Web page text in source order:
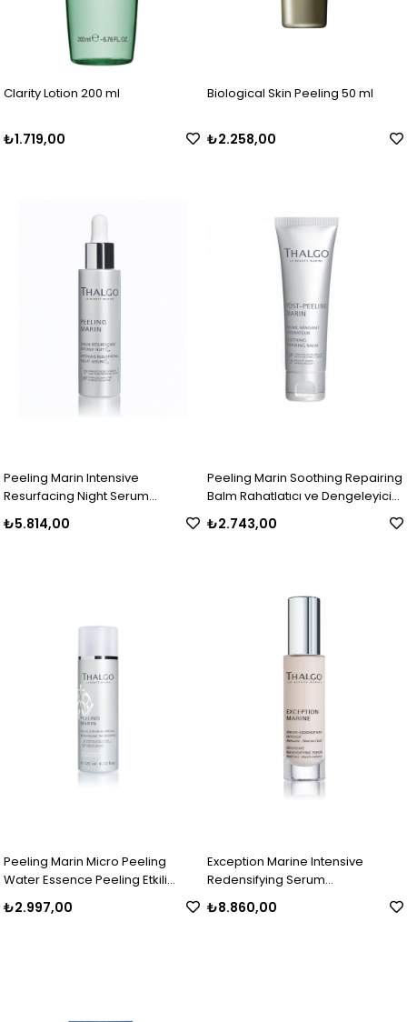
Clarity Lotion 200 ml
₺1.719,00
Biological Skin Peeling 50 ml
₺2.258,00
Peeling Marin Intensive
Resurfacing Night Serum
Gece Serumu 10 ml
₺5.814,00
Peeling Marin Soothing Repairing
Balm Rahatlatıcı ve Dengeleyici
₺2.743,00
Peeling Marin Micro Peeling
Water Essence Peeling Etkili
Tonik 125 ml
₺2.997,00
Exception Marine Intensive
Redensifying Serum
Yoğunlaştırılmış Yenileyici Serum
30 ml
₺8.860,00